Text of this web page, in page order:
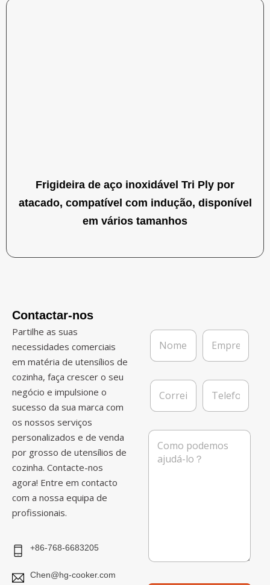
Frigideira de aço inoxidável Tri Ply por
atacado, compatível com indução, disponível
em vários tamanhos
Contactar-nos
Partilhe as suas
necessidades comerciais
em matéria de utensílios de
cozinha, faça crescer o seu
negócio e impulsione o
sucesso da sua marca com
os nossos serviços
personalizados e de venda
por grosso de utensílios de
cozinha. Contacte-nos
agora! Entre em contacto
com a nossa equipa de
profissionais.
+86-768-6683205
Chen@hg-cooker.com
N
m
*
E
p
e
C
r
e
c
T
l
f
o
n
M